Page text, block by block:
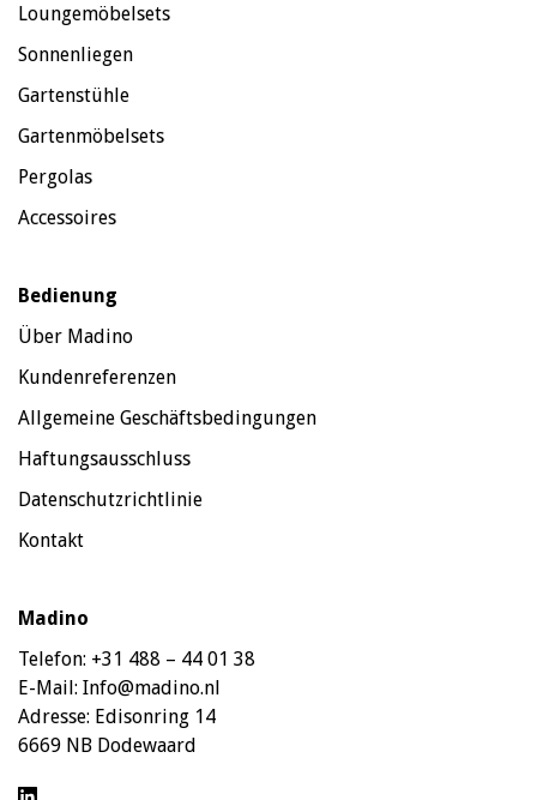
Loungemöbelsets
Sonnenliegen
Gartenstühle
Gartenmöbelsets
Pergolas
Accessoires
Bedienung
Über Madino
Kundenreferenzen
Allgemeine Geschäftsbedingungen
Haftungsausschluss
Datenschutzrichtlinie
Kontakt
Madino
Telefon: +31 488 – 44 01 38
E-Mail: Info@madino.nl
Adresse: Edisonring 14
6669 NB Dodewaard